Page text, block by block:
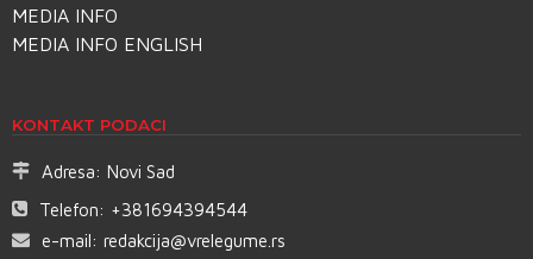
MEDIA INFO
MEDIA INFO ENGLISH
KONTAKT PODACI
Adresa: Novi Sad
Telefon: +381694394544
e-mail: redakcija@vrelegume.rs